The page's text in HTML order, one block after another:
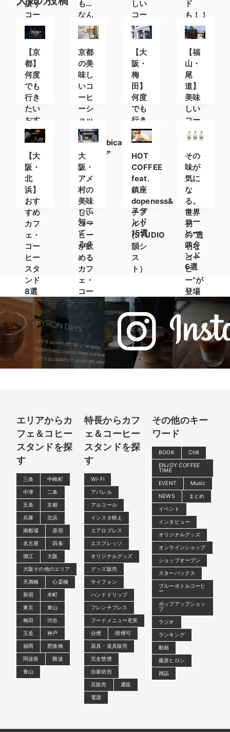
扱う
コー
ヒー
専門
店
も…
なん
だ誰
でも
楽し
める
じゃ
ん！
しい
コー
ヒー
ショ
ップ
ド
も！！
夜に
はお
酒も
飲め
る！！！
【京
都】
何度
でも
行き
たい
おす
すめ
カフ
ェ＆
コー
ヒー
スタ
ンド
京都
の美
味し
いコ
ーヒ
ーシ
ョッ
プ
「%Arabica
Kyoto(ア
ラビ
カキ
ョウ
ト)」
って
知っ
て
る？
【大
阪・
梅
田】
何度
でも
行き
たい
おす
すめ
カフ
ェ＆
コー
ヒー
スタ
ンド
15選
【福
山・
尾
道】
美味
しい
コー
ヒー
を求
めて
〜 お
すす
めの
カフ
ェ・
コー
ヒー
スタ
ンド
6選
【大
阪・
北
浜】
おす
すめ
カフ
ェ・
コー
ヒー
スタ
ンド
8選
大
阪・
アメ
村の
美味
しい
コー
ヒー
が飲
める
カフ
ェ・
コー
ヒー
スタ
ンド
まと
め
HOT
COFFEE
feat.
鎮座
dopeness&
チプ
ルソ
(STUDIO
韻シ
ス
ト）
その
味が
気に
な
る。
世界
初
の”透
明な
コー
ヒ
ー”が
登場
エリアからカ
フェ＆コヒー
スタンドを探
す
三条
中崎町
中津
二条
五条
京都
兵庫
北浜
南船場
原宿
名古屋
四条
堀江
大阪
大阪その他のエリア
天満橋
心斎橋
新宿
本町
東京
東山
梅田
渋谷
玉造
神戸
福岡
肥後橋
阿波座
難波
青山
特長からカフ
ェ＆コーヒー
スタンドを探
す
Wi-Fi
アパレル
アルコール
インスタ映え
エアロプレス
エスプレッソ
オリジナルグッズ
グッズ販売
サイフォン
ハンドドリップ
フレンチプレス
フードメニュー充実
分煙
喫煙可
器具・道具販売
完全禁煙
自家焙煎
豆販売
通販
電源
その他のキー
ワード
BOOK
Chill
ENJOY COFFEE
TIME
EVENT
Music
NEWS
まとめ
イベント
インタビュー
オリジナルグッズ
オンラインショップ
ショップオープン
スターバックス
ブルーボトルコーヒ
ー
ポップアップショッ
プ
ラジオ
ランキング
動画
藤原ヒロシ
雑誌